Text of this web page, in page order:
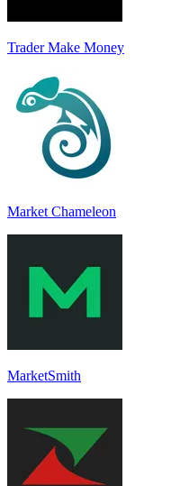
Trader Make Money
Market Chameleon
MarketSmith